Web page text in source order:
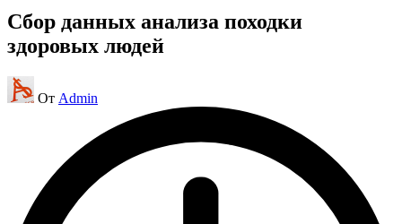
Сбор данных анализа походки
здоровых людей
Запись
от
От Admin